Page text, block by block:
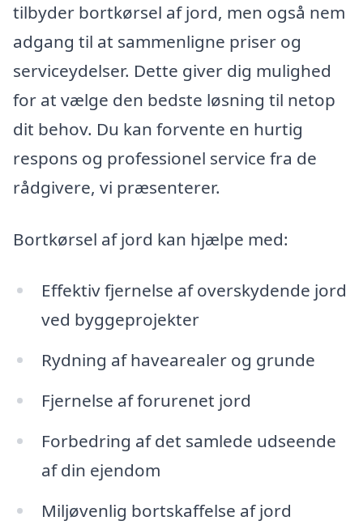
tilbyder bortkørsel af jord, men også nem
adgang til at sammenligne priser og
serviceydelser. Dette giver dig mulighed
for at vælge den bedste løsning til netop
dit behov. Du kan forvente en hurtig
respons og professionel service fra de
rådgivere, vi præsenterer.
Bortkørsel af jord kan hjælpe med:
Effektiv fjernelse af overskydende jord
ved byggeprojekter
Rydning af havearealer og grunde
Fjernelse af forurenet jord
Forbedring af det samlede udseende
af din ejendom
Miljøvenlig bortskaffelse af jord